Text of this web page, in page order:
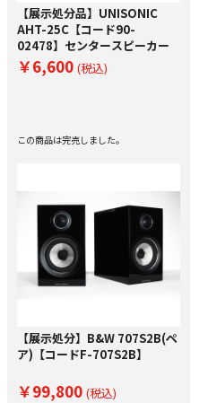
【展示処分品】UNISONIC
AHT-25C【コード90-
02478】センタースピーカー
￥6,600 (税込)
この商品は完売しました。
【展示処分】B&W 707S2B(ペ
ア)【コードF-707S2B】
￥99,800 (税込)